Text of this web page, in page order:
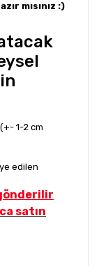
mısınız :)
1-2 cm
edilen
satın